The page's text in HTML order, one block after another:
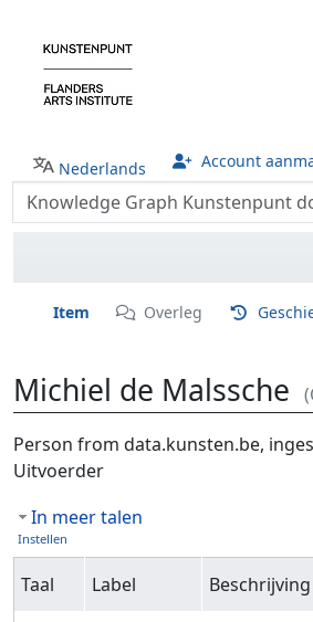
Nederlands Account
Item Overleg
Michiel de Malssche
Ga naar:navigatie,zoeken
Person from data.kunsten.be,
Uitvoerder
In meer talen
Instellen
Taal Label Beschrijving